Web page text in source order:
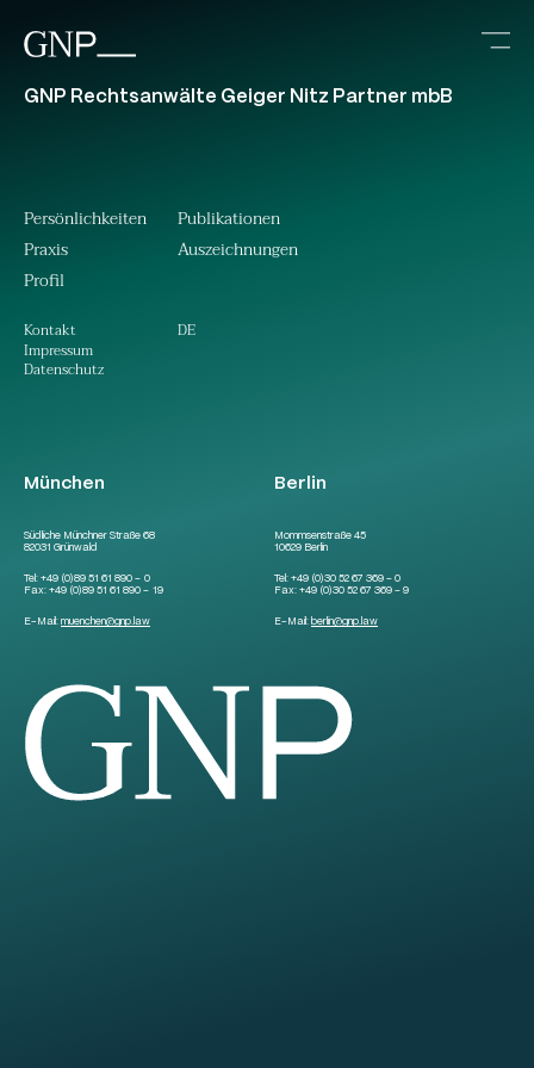
GNP Rechtsanwälte Geiger Nitz Partner mbB
München
Südliche Münchner Straße 68
82031 Grünwald
Tel:+49 (0)89 51 61 890 – 0
Fax:+49 (0)89 51 61 890 – 19
E-Mail:muenchen@gnp.law
Berlin
Mommsenstraße 45
10629 Berlin
Tel: +49 (0)30 52 67 369 – 0
Fax: +49 (0)30 52 67 369 – 9
E-Mail: berlin@gnp.law
Persönlichkeiten
Praxis
Profil
Kontakt
Impressum
Datenschutz
Publikationen
Auszeichnungen
DE